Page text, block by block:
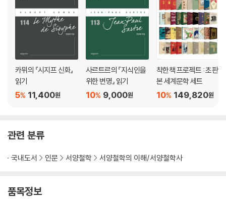
제4장대지진
“아롱”의 구상, 자유주의 지식인
위상의 변화
철학의 축전
사르트르의 영광
“이별”을 향하여
결렬
냉전 중의 파리에서
카뮈의 『시지프 신화』
읽기
11,400원
5%
사르트르의 『지식인을
위한 변명』 읽기
9,000원
10%
착한책 프로젝트 : 초판
본 세계문학 세트
149,820원
10%
관련 분류
국내도서 인문 서양철학 서양철학의 이해/서양철학사
품목정보